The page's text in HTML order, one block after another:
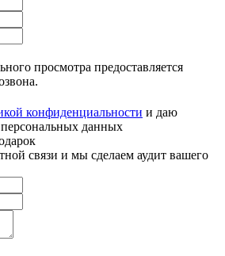
просмотра предоставляется
конфиденциальности и даю
персональных данных
связи и мы сделаем аудит вашего